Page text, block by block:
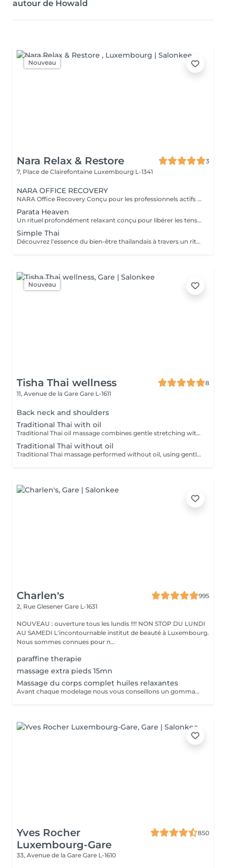
autour de Howald
Nouveau
Nara Relax & Restore
3
7, Place de Clairefontaine Luxembourg L-1341
NARA OFFICE RECOVERY
NARA Office Recovery Conçu pour les professionnels actifs souffrant de fatigue liée aux écrans, de tensions dans la nuque et les épaules, de fatigue oculaire, d'un manque d'énergie ou de stress quotidien. Office Reset 30 min · 69 € Un soin express puissant, conçu pour libérer les tensions du haut du corps et apaiser l'esprit lorsque votre temps est limité. Comprend : Massage du haut du dos Massage de la nuque et des épaules Massage crânien par acupression Pierres chaudes ciblées Masque rafraîchissant en jade pour les yeux Résultats : Muscles plus détendus Sensation de légèreté au niveau de la tête Yeux reposés et rafraîchis Esprit plus calme Idéal pendant la pause déjeuner ou après le travail. Office Reset Plus 45 min · 89 € Un soin plus approfondi du haut du corps, complété par un massage relaxant des pieds fatigués et lourds. Comprend : Massage du haut du dos Massage de la nuque et des épaules Massage crânien par acupression Massage relaxant des pieds Pierres chaudes ciblées Masque rafraîchissant en jade pour les yeux Résultats : Réduction des tensions liées à une position assise prolongée Pieds et jambes rafraîchis Énergie renouvelée Corps et esprit plus détendus Executive Recovery 75 min · 139 € Notre rituel complet de la tête aux pieds, spécialement conçu pour soulager le stress accumulé et la fatigue physique profonde. Comprend : Massage approfondi du dos Massage de la nuque et des épaules Massage crânien par acupression Acupression des mains Réflexologie plantaire Pierres chaudes ciblées Relaxation des yeux avec un masque rafraîchissant en jade Résultats : Relaxation musculaire profonde Corps plus léger et revitalisé Esprit plus calme Équilibre et vitalité retrouvés Tous nos soins sont réalisés avec de l'huile de coco biologique et des huiles d'aromathérapie biologiques, afin d'adoucir la peau, de soulager les tensions musculaires et de favoriser une relaxation profonde.
Parata Heaven
Un rituel profondément relaxant conçu pour libérer les tensions là où elles s'accumulent le plus. Associant un Massage Indien Tête & Épaules de 60 minutes à un Massage Dos & Épaules Office Syndrome de 30 minutes, ce forfait cible le cuir chevelu, la nuque, les épaules et le haut du dos afin d'apaiser l'esprit et de procurer une agréable sensation de légèreté. Comprend : Massage Indien Tête & Épaules 60 min Massage Dos & Épaules Office Syndrome 30 min
Simple Thai
Découvrez l'essence du bien-être thaïlandais à travers un rituel harmonieux. Conçu pour détendre le corps, soulager les tensions musculaires, stimuler la circulation et procurer une sensation durable d'équilibre et de bien-être. Comprend : Massage Thaïlandais Traditionnel à l'Huile 90 min Réflexologie Plantaire Thaïlandaise 45 min
Nouveau
Tisha Thai wellness
8
11, Avenue de la Gare Gare L-1611
Back neck and shoulders
Traditional Thai with oil
Traditional Thai oil massage combines gentle stretching with flowing massage techniques using warm oil to ease muscle tension, improve circulation, and promote deep relaxation.
Traditional Thai without oil
Traditional Thai massage performed without oil, using gentle stretching and acupressure techniques to relieve muscle tension, improve flexibility, and promote deep relaxation.
Charlen's
995
2, Rue Glesener Gare L-1631
NOUVEAU : ouverture tous les lundis !!!! NON STOP DU LUNDI
AU SAMEDI L'incontournable institut de beauté à Luxembourg.
Nous sommes connues pour n...
paraffine therapie
massage extra pieds 15mn
Massage du corps complet huiles relaxantes
Avant chaque modelage nous vous conseillons un gommage du corps peau de velours qui rendra votre peau toute douce. Le modelage est réalise par des personnes diplômées
Yves Rocher
Luxembourg-Gare
850
33, Avenue de la Gare Gare L-1610